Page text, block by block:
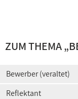
ZUM THEMA „
Bewerber (veraltet)
Reflektant